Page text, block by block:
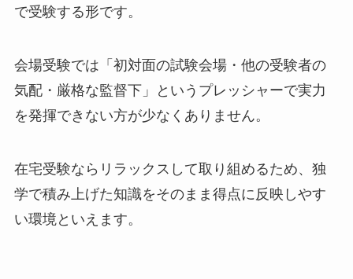
で受験する形です。
会場受験では「初対面の試験会場・他の受験者の
気配・厳格な監督下」というプレッシャーで実力
を発揮できない方が少なくありません。
在宅受験ならリラックスして取り組めるため、独
学で積み上げた知識をそのまま得点に反映しやす
い環境といえます。